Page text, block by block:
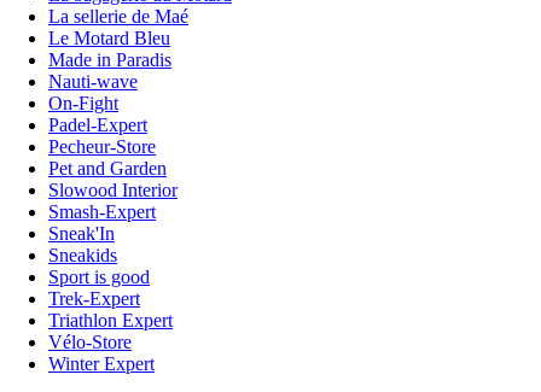
La sellerie de Maé
Le Motard Bleu
Made in Paradis
Nauti-wave
On-Fight
Padel-Expert
Pecheur-Store
Pet and Garden
Slowood Interior
Smash-Expert
Sneak'In
Sneakids
Sport is good
Trek-Expert
Triathlon Expert
Vélo-Store
Winter Expert